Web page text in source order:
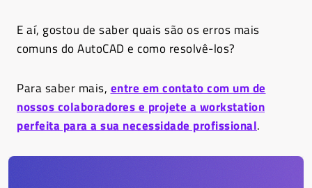
E aí, gostou de saber quais são os erros mais
comuns do AutoCAD e como resolvê-los?
Para saber mais, entre em contato com um de
nossos colaboradores e projete a workstation
perfeita para a sua necessidade profissional.